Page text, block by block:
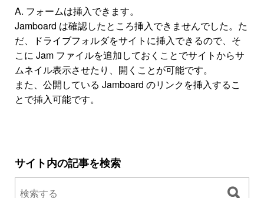
A. フォームは挿入できます。
Jamboard は確認したところ挿入できませんでした。た
だ、ドライブフォルダをサイトに挿入できるので、そ
こに Jam ファイルを追加しておくことでサイトからサ
ムネイル表示させたり、開くことが可能です。
また、公開している Jamboard のリンクを挿入するこ
とで挿入可能です。
サイト内の記事を検索